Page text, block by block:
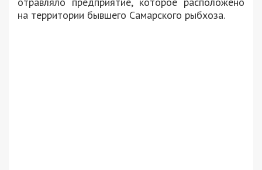
на территории бывшего Самарского рыбхоза.